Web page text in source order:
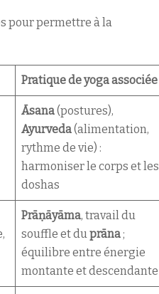
pour permettre à la
Pratique de yoga associée
Āsana(postures),
Ayurveda(alimentation,
rythme de vie) :
harmoniser le corps et les
doshas
Prāṇāyāma, travail du
souffle et duprāna;
équilibre entre énergie
montante et descendante